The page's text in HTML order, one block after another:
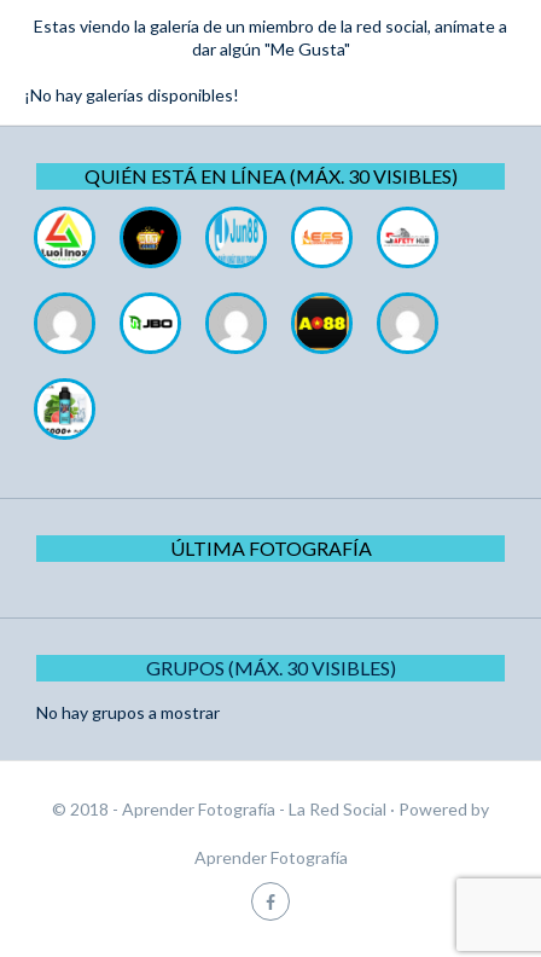
Estas viendo la galería de un miembro de la red social, anímate a
dar algún "Me Gusta"
¡No hay galerías disponibles!
QUIÉN ESTÁ EN LÍNEA (MÁX. 30 VISIBLES)
ÚLTIMA FOTOGRAFÍA
GRUPOS (MÁX. 30 VISIBLES)
No hay grupos a mostrar
© 2018 - Aprender Fotografía - La Red Social · Powered by
Aprender Fotografía